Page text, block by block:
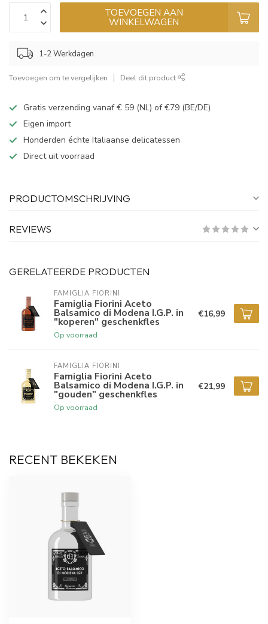
TOEVOEGEN AAN
WINKELWAGEN
1-2 Werkdagen
Toevoegen om te vergelijken Deel dit product
Gratis verzending vanaf € 59 (NL) of €79 (BE/DE)
Eigen import
Honderden échte Italiaanse delicatessen
Direct uit voorraad
PRODUCTOMSCHRIJVING
REVIEWS
GERELATEERDE PRODUCTEN
FAMIGLIA FIORINI
Famiglia Fiorini Aceto
Balsamico di Modena I.G.P. in
"koperen" geschenkfles
Op voorraad
€16,99
FAMIGLIA FIORINI
Famiglia Fiorini Aceto
Balsamico di Modena I.G.P. in
"gouden" geschenkfles
Op voorraad
€21,99
RECENT BEKEKEN